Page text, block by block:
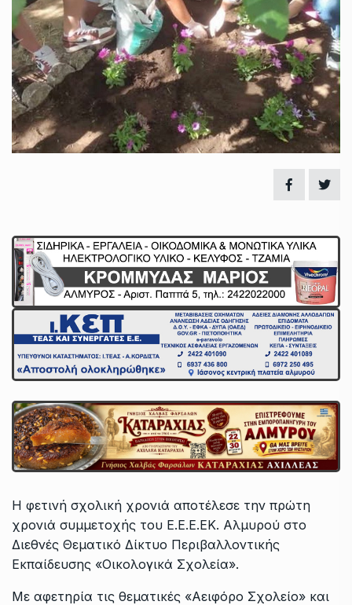
Η φετινή σχολική χρονιά αποτέλεσε την πρώτη
χρονιά συμμετοχής του Ε.Ε.Ε.ΕΚ. Αλμυρού στο
Διεθνές Θεματικό Δίκτυο Περιβαλλοντικής
Εκπαίδευσης «Οικολογικά Σχολεία».
Με αφετηρία τις θεματικές «Αειφόρο Σχολείο» και